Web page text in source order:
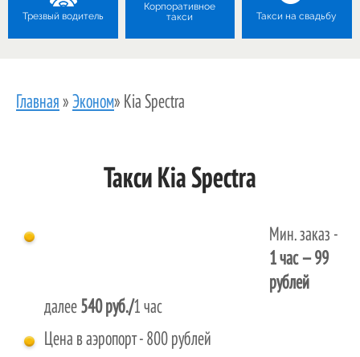
Трезвый водитель
Корпоративное
такси
Такси на свадьбу
Главная » Эконом» Kia Spectra
Такси Kia Spectra
Мин. заказ -
1 час— 99
рублей
далее 540 руб./1 час
Цена в аэропорт - 800 рублей